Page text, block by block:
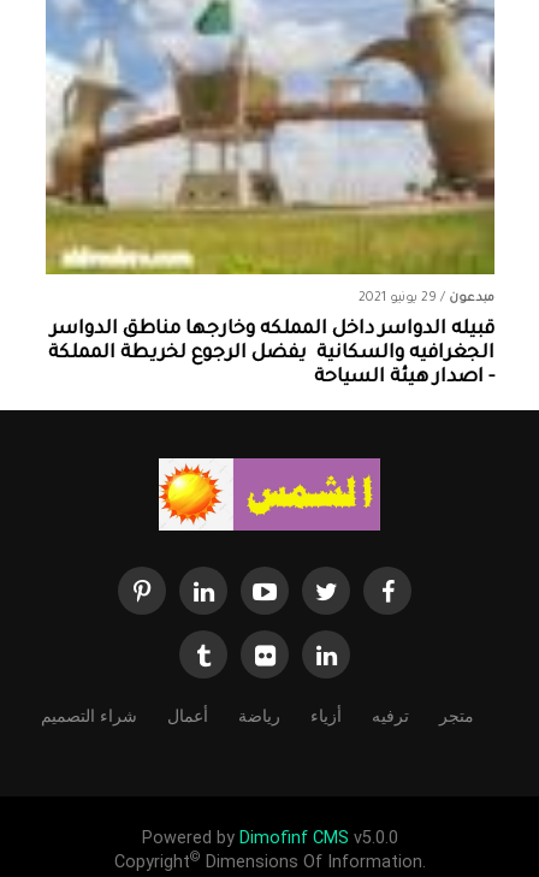
مبدعون / 29 يونيو 2021
قبيله الدواسر داخل المملكه وخارجها ‏مناطق الدواسر
الجغرافيه والسكانية ‏ يفضل الرجوع لخريطة المملكة
- اصدار هيئة السياحة
متجر ترفيه أزياء رياضة أعمال شراء التصميم
Powered by Dimofinf CMS v5.0.0
Copyright© Dimensions Of Information.